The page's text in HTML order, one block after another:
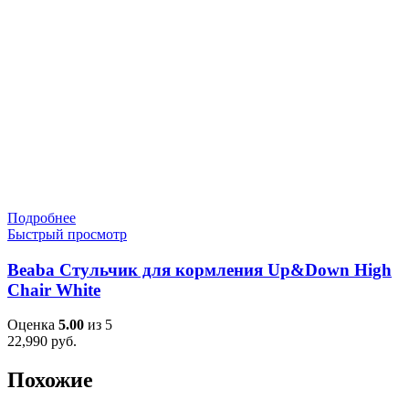
Подробнее
Быстрый просмотр
Beaba Стульчик для кормления Up&Down High
Chair White
Оценка 5.00 из 5
22,990 руб.
Похожие